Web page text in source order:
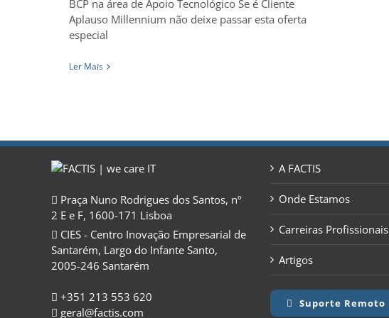
BCP na área de Apoio Tecnológico Se é Cliente
Aplauso Millennium não deixe passar esta oferta
especial
Ler Mais
Praça Nuno Rodrigues dos Santos, nº
2 E e F, 1600-171 Lisboa
CIES - Centro Inovação Empresarial de
Santarém, Largo do Infante Santo,
2005-246 Santarém
+351 213 553 620
geral@factis.com
A FACTIS
Onde Estamos
Carreiras Profissionais
Artigos
Suporte Remoto